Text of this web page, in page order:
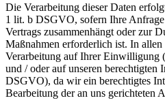
Die Verarbeitung dieser Daten
1 lit. b DSGVO, sofern Ihre
Vertrags zusammenhängt oder zur
Maßnahmen erforderlich ist. In
Verarbeitung auf Ihrer
und / oder auf unseren berechtigten
DSGVO), da wir ein berechtigtes
Bearbeitung der an uns gerichteten